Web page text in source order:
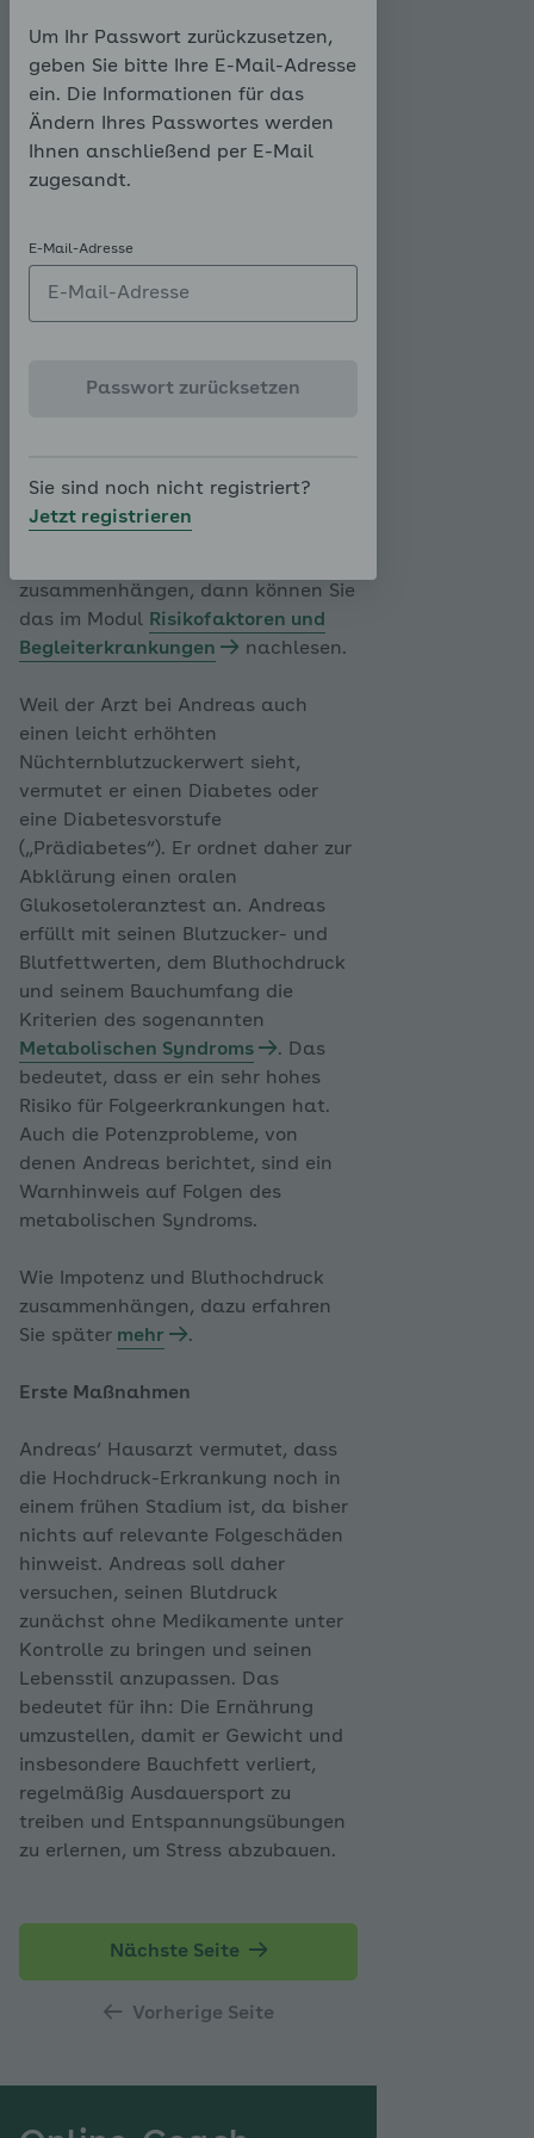
Um Ihr Passwort zurückzusetzen,
geben Sie bitte Ihre E-Mail-Adresse
ein. Die Informationen für das
Ändern Ihres Passwortes werden
Ihnen anschließend per E-Mail
zugesandt.
E-Mail-Adresse
Passwort zurücksetzen
Sie sind noch nicht registriert?
Jetzt registrieren
wie die vom Arzt eingeholten
Laborwerte zeigen: Der
Gesamtcholesterinwert liegt bei
230 mg/dl und der Triglyceridwert
bei 250 mg/dl. Beide Werte sind
damit über den Normwerten. Das
35 mg/dl sehr niedrig, was in Bezug
Andreas mit seinen schon
Wenn Sie mehr darüber wissen
wollen, wie kardiovaskuläre Risiken
zusammenhängen, dann können Sie
das im Modul Risikofaktoren und
Begleiterkrankungen
nachlesen.
Weil der Arzt bei Andreas auch
einen leicht erhöhten
Nüchternblutzuckerwert sieht,
vermutet er einen Diabetes oder
eine Diabetesvorstufe
(„Prädiabetes“). Er ordnet daher zur
Abklärung einen oralen
Glukosetoleranztest an. Andreas
erfüllt mit seinen Blutzucker- und
Blutfettwerten, dem Bluthochdruck
und seinem Bauchumfang die
Kriterien des sogenannten
Metabolischen Syndroms
. Das
bedeutet, dass er ein sehr hohes
Risiko für Folgeerkrankungen hat.
Auch die Potenzprobleme, von
denen Andreas berichtet, sind ein
Warnhinweis auf Folgen des
metabolischen Syndroms.
Wie Impotenz und Bluthochdruck
zusammenhängen, dazu erfahren
Sie später mehr .
Erste Maßnahmen
Andreas‘ Hausarzt vermutet, dass
die Hochdruck-Erkrankung noch in
einem frühen Stadium ist, da bisher
nichts auf relevante Folgeschäden
hinweist. Andreas soll daher
versuchen, seinen Blutdruck
zunächst ohne Medikamente unter
Kontrolle zu bringen und seinen
Lebensstil anzupassen. Das
bedeutet für ihn: Die Ernährung
umzustellen, damit er Gewicht und
insbesondere Bauchfett verliert,
regelmäßig Ausdauersport zu
treiben und Entspannungsübungen
zu erlernen, um Stress abzubauen.
Vorherige Seite
Nächste Seite